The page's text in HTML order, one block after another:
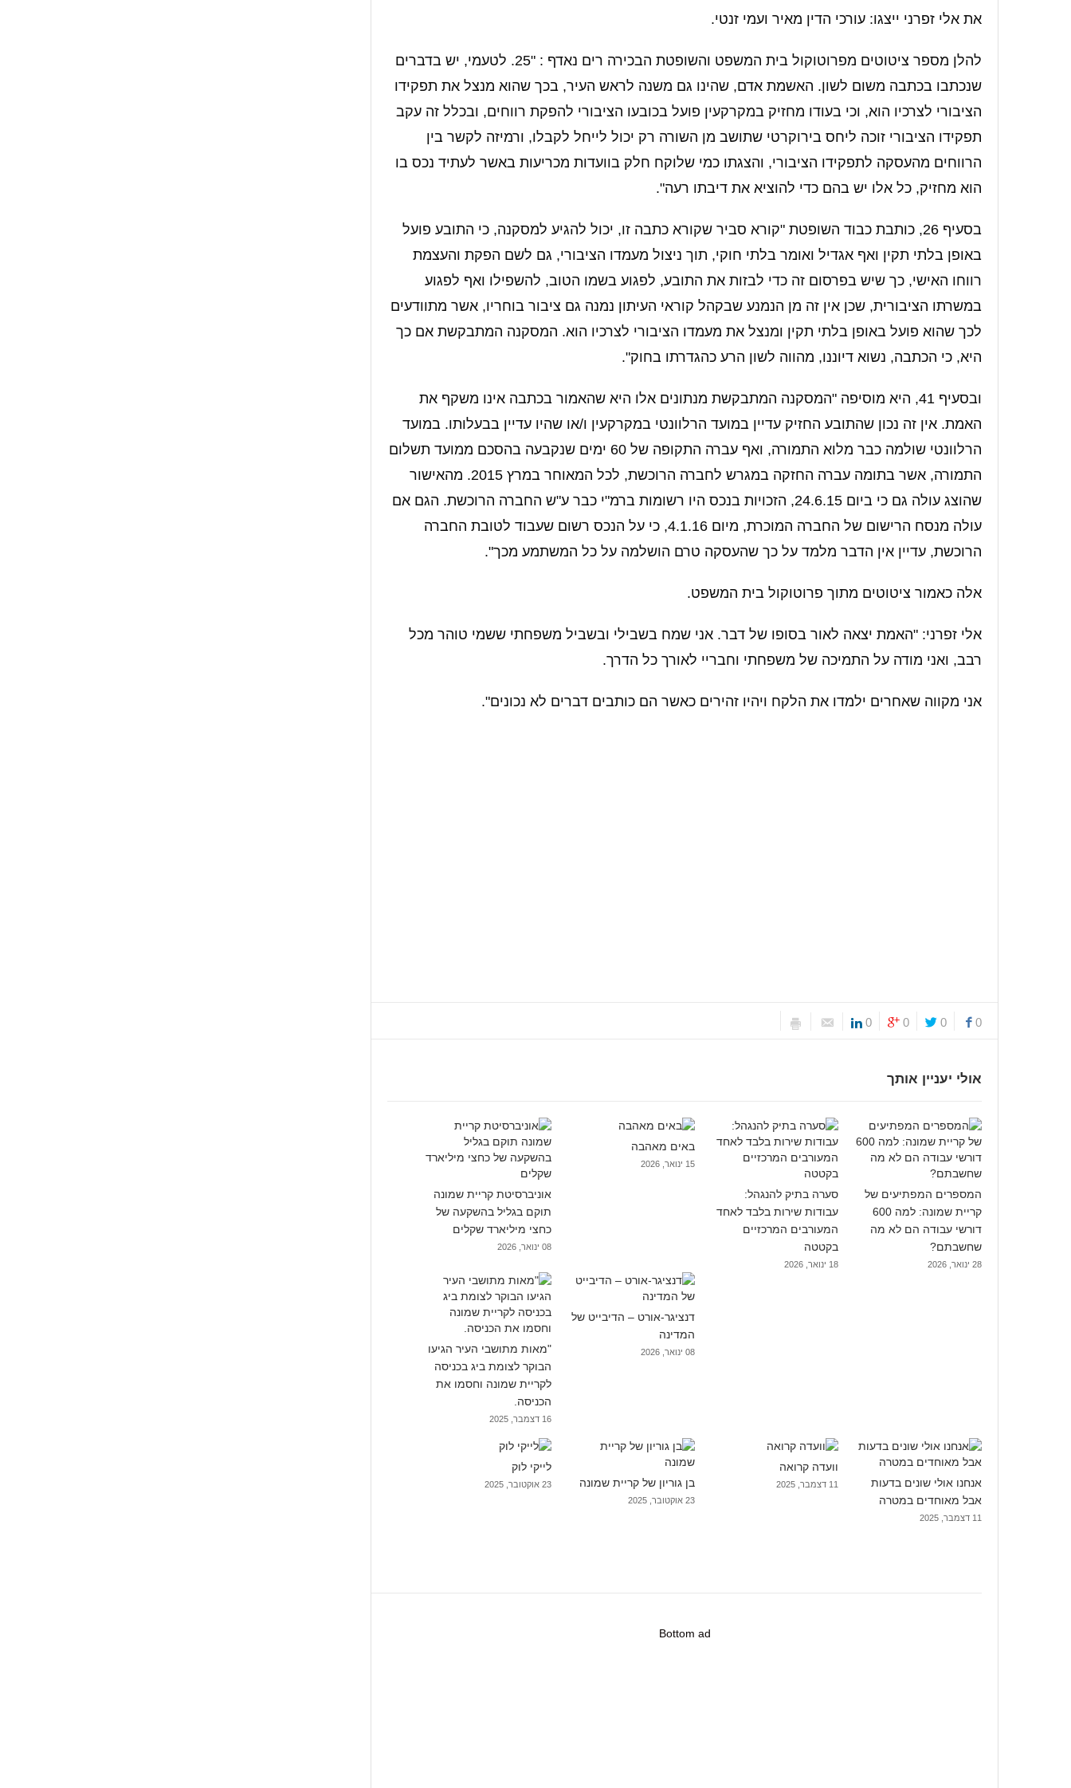
את אלי זפרני ייצגו: עורכי הדין מאיר ועמי זנטי.
להלן מספר ציטוטים מפרוטוקול בית המשפט והשופטת הבכירה רים נאדף : "25. לטעמי, יש בדברים
שנכתבו בכתבה משום לשון. האשמת אדם, שהינו גם משנה לראש העיר, בכך שהוא מנצל את תפקידו
הציבורי לצרכיו הוא, וכי בעודו מחזיק במקרקעין פועל בכובעו הציבורי להפקת רווחים, ובכלל זה עקב
תפקידו הציבורי זוכה ליחס בירוקרטי שתושב מן השורה רק יכול לייחל לקבלו, ורמיזה לקשר בין
הרווחים מהעסקה לתפקידו הציבורי, והצגתו כמי שלוקח חלק בוועדות מכריעות באשר לעתיד נכס בו
הוא מחזיק, כל אלו יש בהם כדי להוציא את דיבתו רעה".
בסעיף 26, כותבת כבוד השופטת "קורא סביר שקורא כתבה זו, יכול להגיע למסקנה, כי התובע פועל
באופן בלתי תקין ואף אגדיל ואומר בלתי חוקי, תוך ניצול מעמדו הציבורי, גם לשם הפקת והעצמת
רווחו האישי, כך שיש בפרסום זה כדי לבזות את התובע, לפגוע בשמו הטוב, להשפילו ואף לפגוע
במשרתו הציבורית, שכן אין זה מן הנמנע שבקהל קוראי העיתון נמנה גם ציבור בוחריו, אשר מתוודעים
לכך שהוא פועל באופן בלתי תקין ומנצל את מעמדו הציבורי לצרכיו הוא. המסקנה המתבקשת אם כך
היא, כי הכתבה, נשוא דיוננו, מהווה לשון הרע כהגדרתו בחוק".
ובסעיף 41, היא מוסיפה "המסקנה המתבקשת מנתונים אלו היא שהאמור בכתבה אינו משקף את
האמת. אין זה נכון שהתובע החזיק עדיין במועד הרלוונטי במקרקעין ו/או שהיו עדיין בבעלותו. במועד
הרלוונטי שולמה כבר מלוא התמורה, ואף עברה התקופה של 60 ימים שנקבעה בהסכם ממועד תשלום
התמורה, אשר בתומה עברה החזקה במגרש לחברה הרוכשת, לכל המאוחר במרץ 2015. מהאישור
שהוצג עולה גם כי ביום 24.6.15, הזכויות בנכס היו רשומות ברמ"י כבר ע"ש החברה הרוכשת. הגם אם
עולה מנסח הרישום של החברה המוכרת, מיום 4.1.16, כי על הנכס רשום שעבוד לטובת החברה
הרוכשת, עדיין אין הדבר מלמד על כך שהעסקה טרם הושלמה על כל המשתמע מכך".
אלה כאמור ציטוטים מתוך פרוטוקול בית המשפט.
אלי זפרני: "האמת יצאה לאור בסופו של דבר. אני שמח בשבילי ובשביל משפחתי ששמי טוהר מכל
רבב, ואני מודה על התמיכה של משפחתי וחבריי לאורך כל הדרך.
אני מקווה שאחרים ילמדו את הלקח ויהיו זהירים כאשר הם כותבים דברים לא נכונים".
0
0
0
0
אולי יעניין אותך
המספרים המפתיעים של
קריית שמונה: למה 600
דורשי עבודה הם לא מה
שחשבתם?
28 ינואר, 2026
סערה בתיק להנגהל:
עבודות שירות בלבד לאחד
המעורבים המרכזיים
בקטטה
18 ינואר, 2026
באים מאהבה
15 ינואר, 2026
אוניברסיטת קריית שמונה
תוקם בגליל בהשקעה של
כחצי מיליארד שקלים
08 ינואר, 2026
דנציגר-אורט – הדיבייט של
המדינה
08 ינואר, 2026
"מאות מתושבי העיר הגיעו
הבוקר לצומת ביג בכניסה
לקריית שמונה וחסמו את
הכניסה.
16 דצמבר, 2025
אנחנו אולי שונים בדעות
אבל מאוחדים במטרה
11 דצמבר, 2025
וועדה קרואה
11 דצמבר, 2025 בן גוריון של קריית שמונה
23 אוקטובר, 2025
לייקי לוק
23 אוקטובר, 2025
Bottom ad